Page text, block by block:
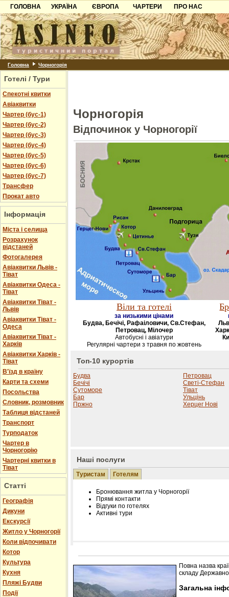
ГОЛОВНА
УКРАЇНА
Карпати
Азов
Причорноморря
Шацьк
ЄВРОПА
Чорногорія
Хорватія
Болгарія
ЧАРТЕРИ
ПРО НАС
Контакти
Партнерам
Додати готель
Головна Чорногорія
Готелі / Тури
Спекотні квитки
Авіаквитки
Чартер (бус-1)
Чартер (бус-2)
Чартер (бус-3)
Чартер (бус-4)
Чартер (бус-5)
Чартер (бус-6)
Чартер (бус-7)
Трансфер
Прокат авто
Інформація
Міста і селища
Розрахунок
відстаней
Фотогалерея
Авіаквитки Львів -
Тіват
Авіаквитки Одеса -
Тіват
Авіаквитки Тіват -
Львів
Авіаквитки Тіват -
Одеса
Авіаквитки Тіват -
Харків
Авіаквитки Харків -
Тіват
В'їзд в країну
Карти та схеми
Посольства
Словник, розмовник
Таблиця відстаней
Транспорт
Турподаток
Чартер в
Чорногорію
Чартерні квитки в
Тіват
Статті
Географія
Дикуни
Екскурсії
Житло у Чорногорії
Коли відпочивати
Котор
Культура
Кухня
Пляжі Будви
Події
Чорногорія
Відпочинок у Чорногорії
Віли та готелі
за низькими цінами
Будва, Бечічі, Рафаіловичи, Св.Стефан,
Петровац, Мілочер
Автобусні і авіатури
Регулярні чартери з травня по жовтень
Топ-10 курортів
Будва
Бечічі
Сутоморе
Бар
Пржно
Петровац
Светі-Стефан
Тіват
Ульцінь
Херцег Нові
Наші послуги
Туристам Готелям
Бронювання житла у Чорногорії
Прямі контакти
Відгуки по готелях
Активні тури
Розміщення інформації про готель на
Редагування інформації і цін на вимогу
Лічільник відвідувачів
Повна назва
складу
Загальна